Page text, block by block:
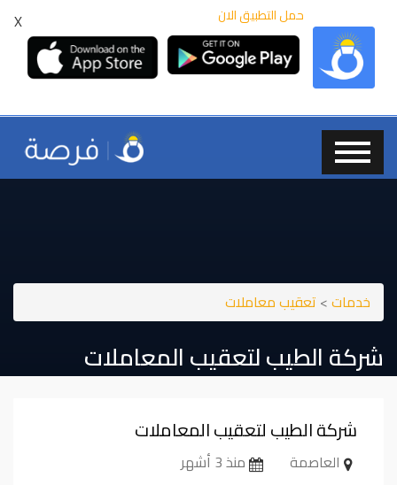
X حمل التطبيق الان
خدمات> تعقيب معاملات
شركة الطيب لتعقيب المعاملات
شركة الطيب لتعقيب المعاملات
العاصمة منذ 3 أشهر